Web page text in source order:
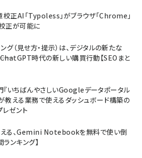
正AI「Typoless」がブラウザ「Chrome」
正が可能に
グ（見せ方・提示）は、デジタルの新たな
――ChatGPT時代の新しい購買行動【SEOまと
いちばんやさしいGoogleデータポータル
教える業務で使えるダッシュボード構築の
ゼント
える、Gemini Notebookを無料で使い倒
ンキング】